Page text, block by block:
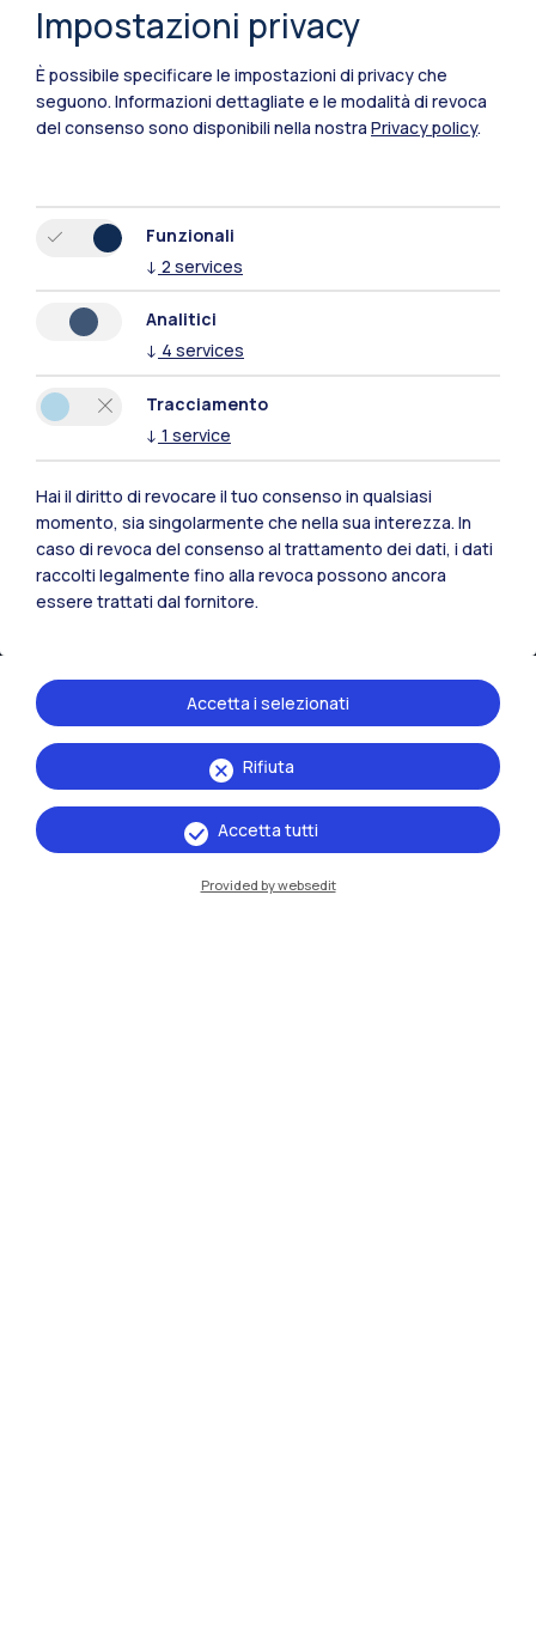
Polimi Community
Tutti i siti dell’ecosistema
Residenze
IT EN
Sedi
Milano Leonardo
Impostazioni privacy
È possibile specificare le impostazioni di privacy che
seguono. Informazioni dettagliate e le modalità di revoca
del consenso sono disponibili nella nostra Privacy policy.
Funzionali
↓ 2 services
Analitici
↓ 4 services
Tracciamento
↓ 1 service
Hai il diritto di revocare il tuo consenso in qualsiasi
momento, sia singolarmente che nella sua interezza. In
caso di revoca del consenso al trattamento dei dati, i dati
raccolti legalmente fino alla revoca possono ancora
essere trattati dal fornitore.
Rifiuta
Accetta i selezionati
Accetta tutti
Provided by websedit